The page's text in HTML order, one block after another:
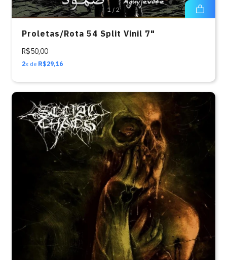
1 / 2
Proletas/Rota 54 Split Vinil 7"
R$50,00
2x de R$29,16